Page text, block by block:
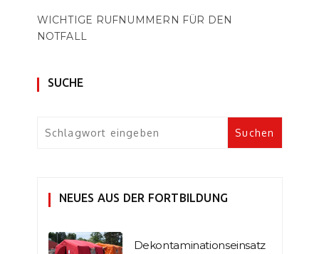
WICHTIGE RUFNUMMERN FÜR DEN
NOTFALL
SUCHE
NEUES AUS DER FORTBILDUNG
Dekontaminationseinsatz